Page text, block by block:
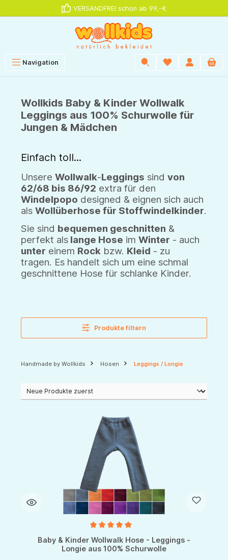
VERSANDFREI schon ab 99,-€
Navigation
Wollkids Baby & Kinder Wollwalk
Leggings aus 100% Schurwolle für
Jungen & Mädchen
Einfach toll...
Unsere Wollwalk-Leggings sind von
62/68 bis 86/92 extra für den
Windelpopo designed & eignen sich auch
als Wollüberhose für Stoffwindelkinder.
Sie sind bequemen geschnitten &
perfekt als lange Hose im Winter - auch
unter einem Rock bzw. Kleid - zu
tragen. Es handelt sich um eine schmal
geschnittene Hose für schlanke Kinder.
Produkte filtern
Handmade by Wollkids Hosen Leggings / Longie
Baby & Kinder Wollwalk Hose - Leggings -
Longie aus 100% Schurwolle